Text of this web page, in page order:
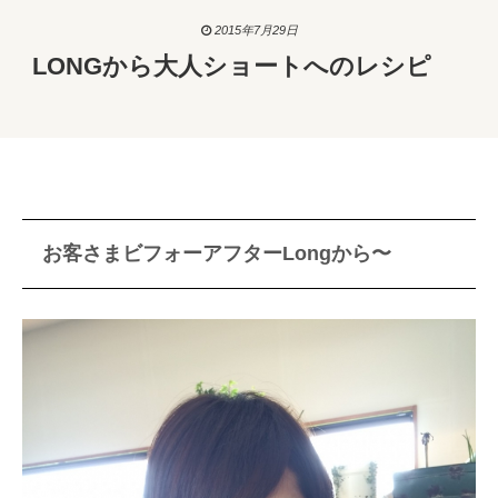
2015年7月29日
LONGから大人ショートへのレシピ
お客さまビフォーアフターLongから〜